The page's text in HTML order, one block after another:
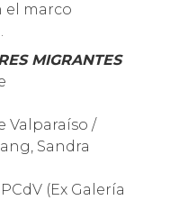
el marco
MIGRANTES
Valparaíso /
Sandra
(Ex Galería